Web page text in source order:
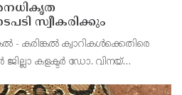
അനധികൃത
സ്വീകരിക്കും
- കരിങ്കല്‍ ക്വാറികള്‍ക്കെതിരെ
ജില്ലാ കളക്ടര്‍ ഡോ. വിനയ്